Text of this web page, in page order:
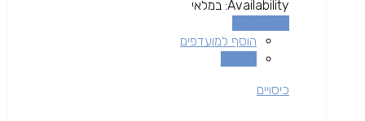
Availability: במלאי
הוסף למועדפים
כיסויים